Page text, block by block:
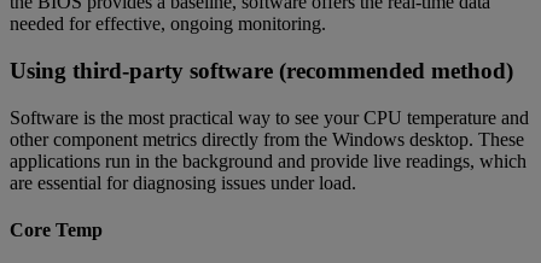
needed for effective, ongoing monitoring.
Using third-party software (recommended method)
Software is the most practical way to see your CPU temperature and
other component metrics directly from the Windows desktop. These
applications run in the background and provide live readings, which
are essential for diagnosing issues under load.
Core Temp